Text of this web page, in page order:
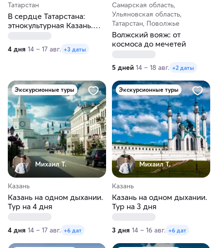
Татарстан
В сердце Татарстана:
этнокультурная Казань.
4 дня 14 – 17 авг. +3 даты
Самарская область,
Ульяновская область,
Татарстан, Поволжье
Волжский вояж: от
космоса до мечетей
5 дней 14 – 18 авг. +2 даты
Экскурсионные туры
Михаил Т.
Казань
Казань на одном дыхании.
Тур на 4 дня
4 дня 14 – 17 авг. +6 дат
Экскурсионные туры
Михаил Т.
Казань
Казань на одном дыхании.
Тур на 3 дня
3 дня 14 – 16 авг. +6 дат